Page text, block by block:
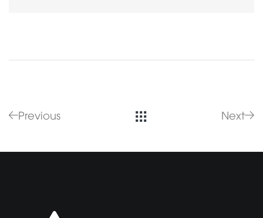
Previous Next